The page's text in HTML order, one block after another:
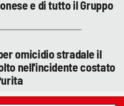
e di tutto il Gruppo
omicidio stradale il
nell'incidente costato